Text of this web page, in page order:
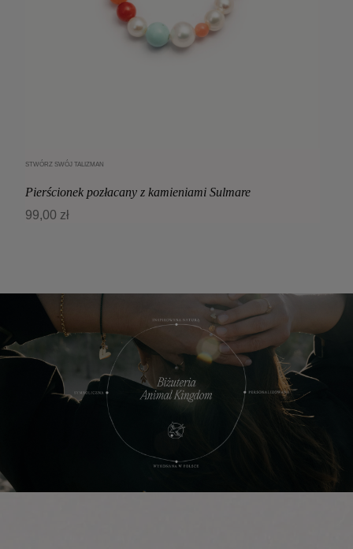
STWÓRZ SWÓJ TALIZMAN
Pierścionek pozłacany z kamieniami Sulmare
99,00 zł